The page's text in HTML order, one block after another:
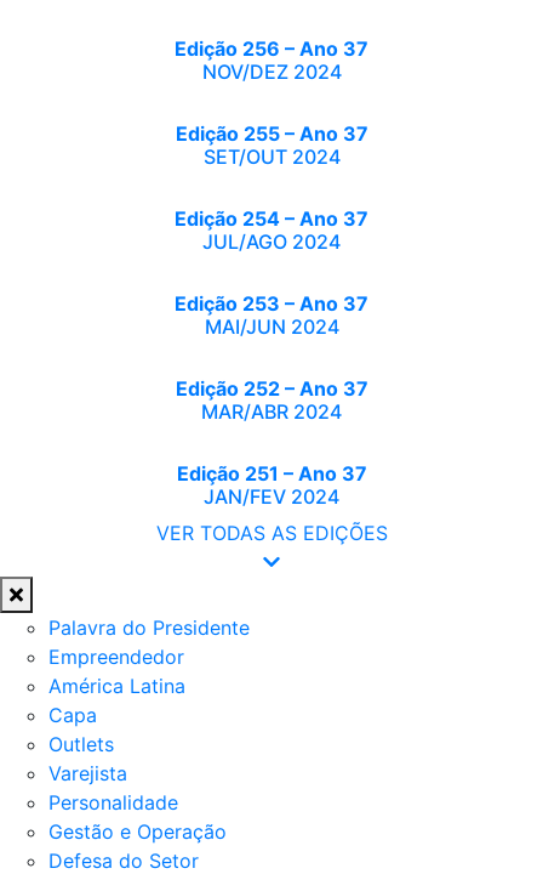
Edição 256 – Ano 37
NOV/DEZ 2024
Edição 255 – Ano 37
SET/OUT 2024
Edição 254 – Ano 37
JUL/AGO 2024
Edição 253 – Ano 37
MAI/JUN 2024
Edição 252 – Ano 37
MAR/ABR 2024
Edição 251 – Ano 37
JAN/FEV 2024
VER TODAS AS EDIÇÕES
Palavra do Presidente
Empreendedor
América Latina
Capa
Outlets
Varejista
Personalidade
Gestão e Operação
Defesa do Setor